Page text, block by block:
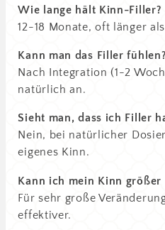
Wie lange hält Kinn-Filler?
12-18 Monate, oft länger
Kann man das Filler fühlen?
Nach Integration (1-2
natürlich an.
Sieht man, dass ich Filler
Nein, bei natürlicher
eigenes Kinn.
Kann ich mein Kinn größer
Für sehr große
effektiver.